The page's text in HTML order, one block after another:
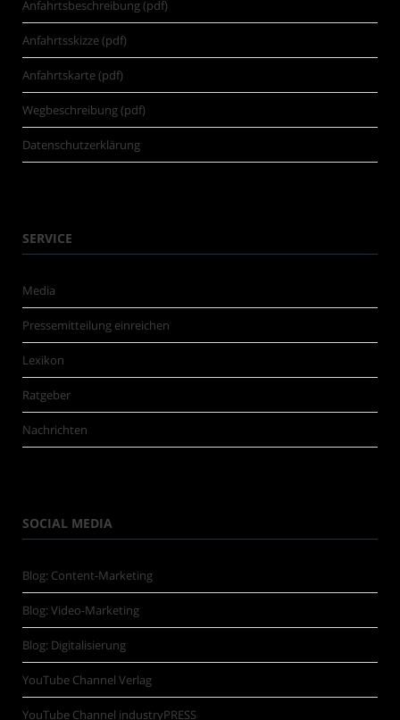
Anfahrtsbeschreibung (pdf)
Anfahrtsskizze (pdf)
Anfahrtskarte (pdf)
Wegbeschreibung (pdf)
Datenschutzerklärung
SERVICE
Media
Pressemitteilung einreichen
Lexikon
Ratgeber
Nachrichten
SOCIAL MEDIA
Blog: Content-Marketing
Blog: Video-Marketing
Blog: Digitalisierung
YouTube Channel Verlag
YouTube Channel industryPRESS